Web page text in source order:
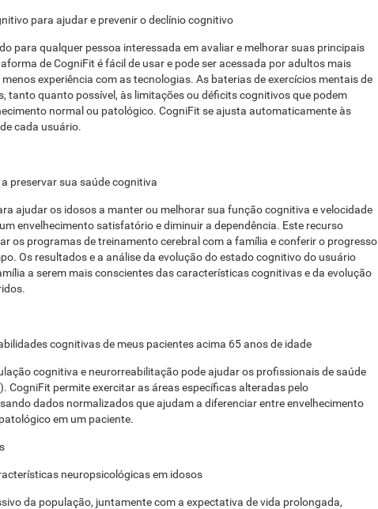
para ajudar e prevenir o declínio cognitivo
para qualquer pessoa interessada em avaliar e melhorar suas principais
de CogniFit é fácil de usar e pode ser acessada por adultos mais
experiência com as tecnologias. As baterias de exercícios mentais de
tanto quanto possível, às limitações ou déficits cognitivos que podem
normal ou patológico. CogniFit se ajusta automaticamente às
cada usuário.
preservar sua saúde cognitiva
ajudar os idosos a manter ou melhorar sua função cognitiva e velocidade
envelhecimento satisfatório e diminuir a dependência. Este recurso
os programas de treinamento cerebral com a família e conferir o progresso
Os resultados e a análise da evolução do estado cognitivo do usuário
a serem mais conscientes das características cognitivas e da evolução
cognitivas de meus pacientes acima 65 anos de idade
cognitiva e neurorreabilitação pode ajudar os profissionais de saúde
CogniFit permite exercitar as áreas específicas alteradas pelo
dados normalizados que ajudam a diferenciar entre envelhecimento
em um paciente.
neuropsicológicas em idosos
da população, juntamente com a expectativa de vida prolongada,